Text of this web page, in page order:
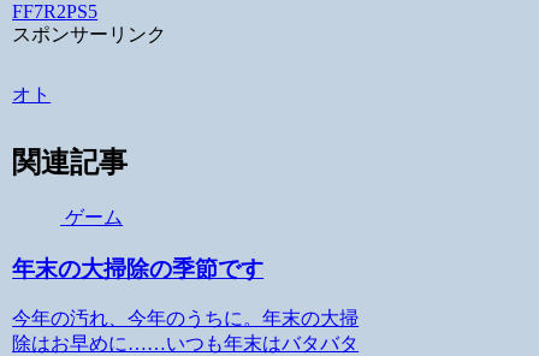
FF7R2PS5
スポンサーリンク
オト
関連記事
ゲーム
年末の大掃除の季節です
今年の汚れ、今年のうちに。年末の大掃
除はお早めに……いつも年末はバタバタ